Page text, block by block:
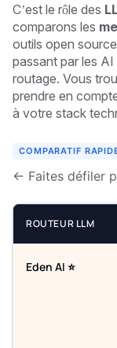
C’est le rôle des
comparons les
outils open
passant par les
routage. Vous
prendre en
à votre stack
COMPARATIF
← Faites défiler
ROUTEUR LLM
Eden AI ⭐